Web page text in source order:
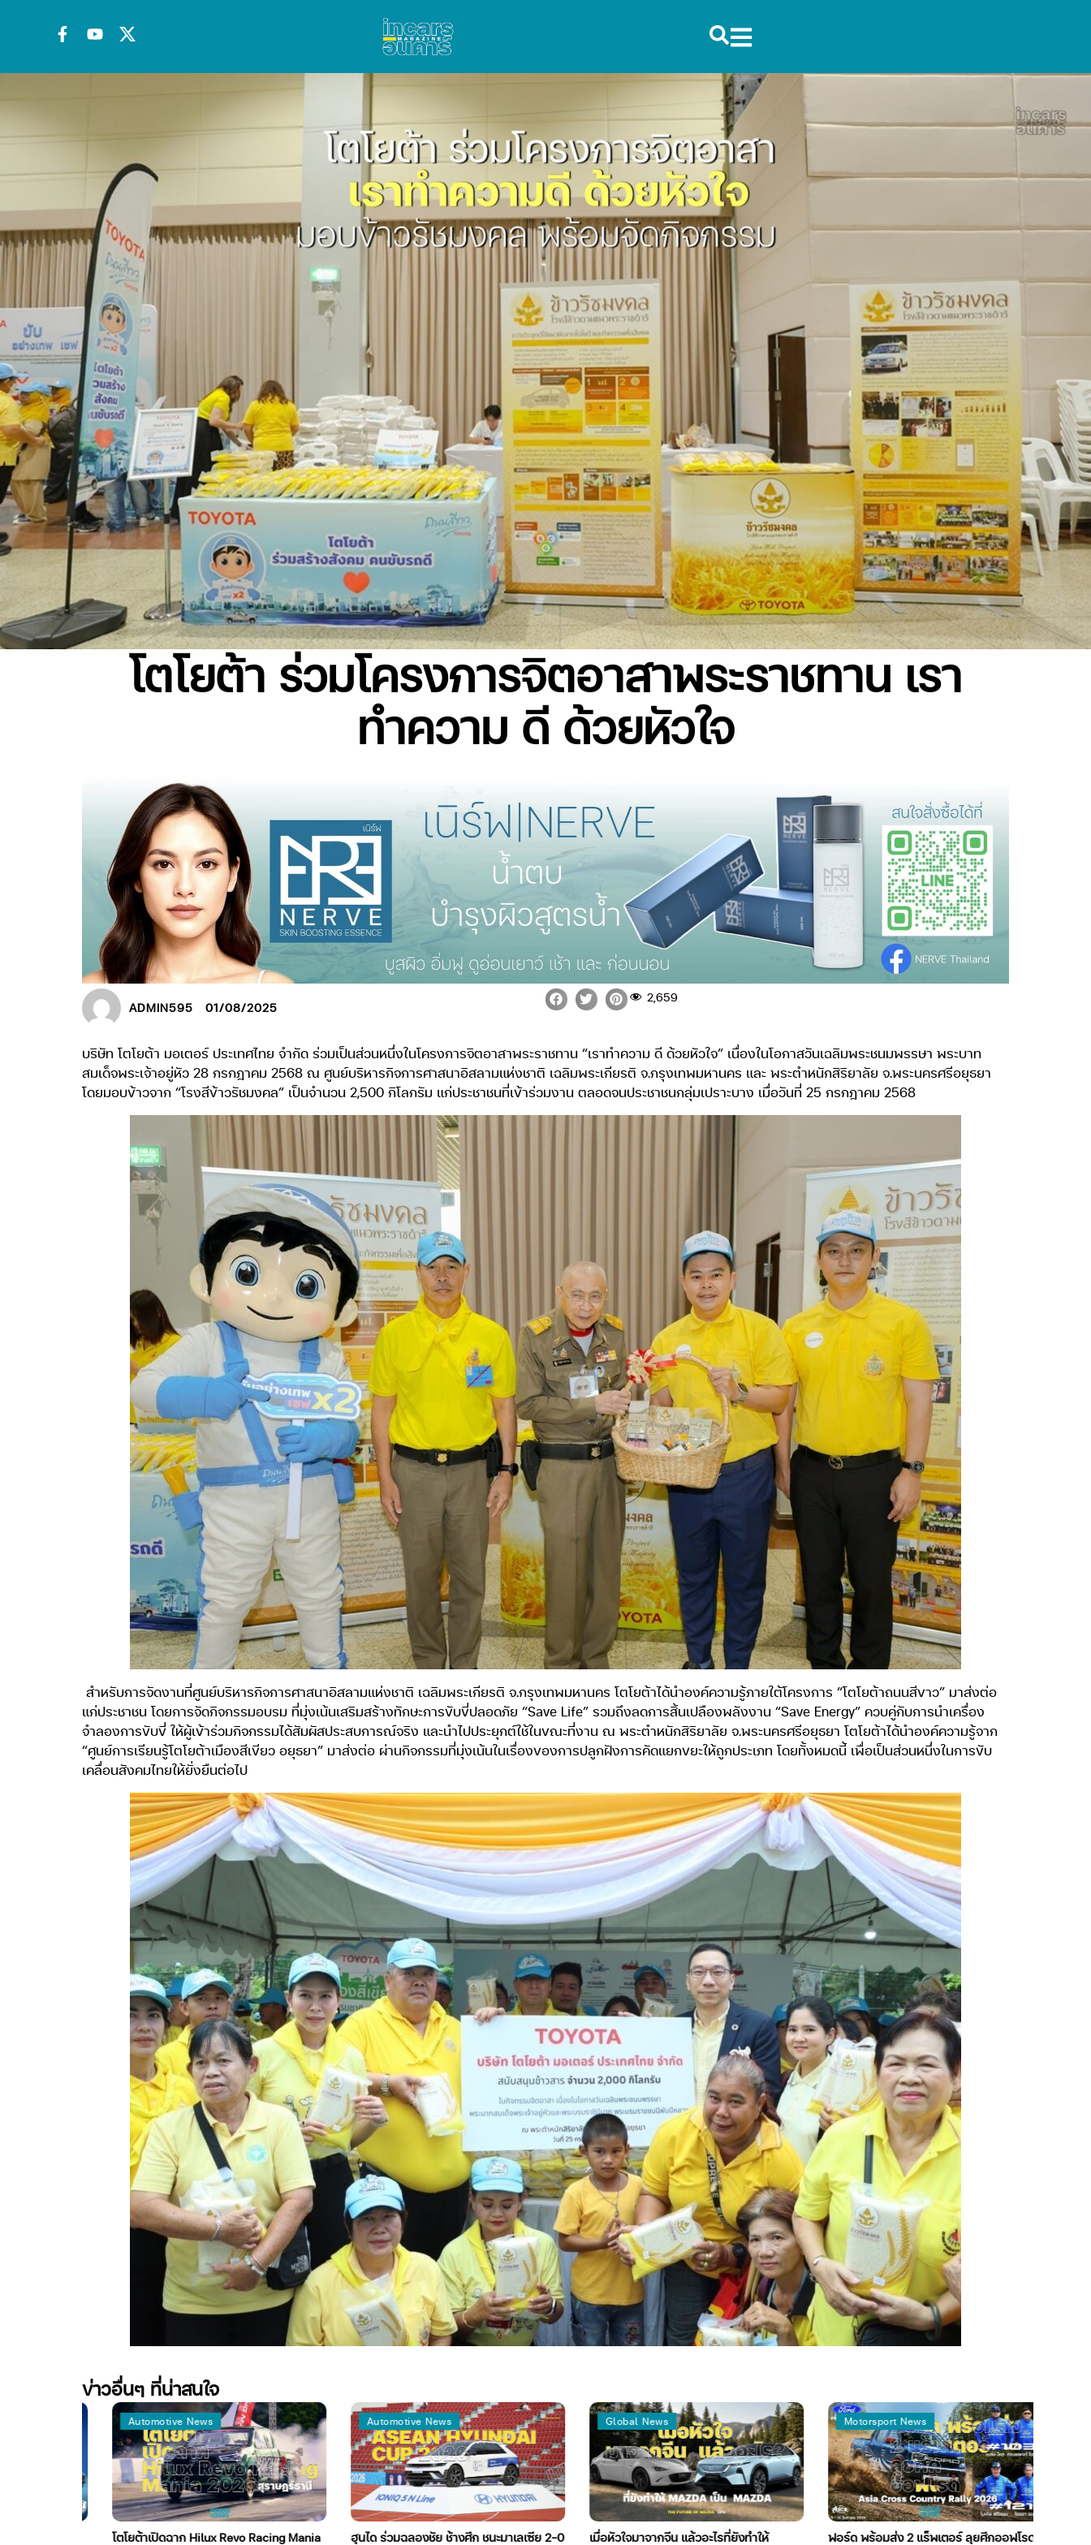
โตโยต้า ร่วมโครงการจิตอาสาพระราชทาน เรา
ทำความ ดี ด้วยหัวใจ
ADMIN595 01/08/2025
2,659
บริษัท โตโยต้า มอเตอร์ ประเทศไทย จำกัด ร่วมเป็นส่วนหนึ่งในโครงการจิตอาสาพระราชทาน “เราทำความ ดี ด้วยหัวใจ” เนื่องในโอกาสวันเฉลิมพระชนมพรรษา พระบาท
สมเด็จพระเจ้าอยู่หัว 28 กรกฎาคม 2568 ณ ศูนย์บริหารกิจการศาสนาอิสลามแห่งชาติ เฉลิมพระเกียรติ จ.กรุงเทพมหานคร และ พระตำหนักสิริยาลัย จ.พระนครศรีอยุธยา
โดยมอบข้าวจาก “โรงสีข้าวรัชมงคล” เป็นจำนวน 2,500 กิโลกรัม แก่ประชาชนที่เข้าร่วมงาน ตลอดจนประชาชนกลุ่มเปราะบาง เมื่อวันที่ 25 กรกฎาคม 2568
สำหรับการจัดงานที่ศูนย์บริหารกิจการศาสนาอิสลามแห่งชาติ เฉลิมพระเกียรติ จ.กรุงเทพมหานคร โตโยต้าได้นำองค์ความรู้ภายใต้โครงการ “โตโยต้าถนนสีขาว” มาส่งต่อ
แก่ประชาชน โดยการจัดกิจกรรมอบรม ที่มุ่งเน้นเสริมสร้างทักษะการขับขี่ปลอดภัย “Save Life” รวมถึงลดการสิ้นเปลืองพลังงาน “Save Energy” ควบคู่กับการนำเครื่อง
จำลองการขับขี่ ให้ผู้เข้าร่วมกิจกรรมได้สัมผัสประสบการณ์จริง และนำไปประยุกต์ใช้ในขณะที่งาน ณ พระตำหนักสิริยาลัย จ.พระนครศรีอยุธยา โตโยต้าได้นำองค์ความรู้จาก
“ศูนย์การเรียนรู้โตโยต้าเมืองสีเขียว อยุธยา” มาส่งต่อ ผ่านกิจกรรมที่มุ่งเน้นในเรื่องของการปลูกฝังการคัดแยกขยะให้ถูกประเภท โดยทั้งหมดนี้ เพื่อเป็นส่วนหนึ่งในการขับ
เคลื่อนสังคมไทยให้ยั่งยืนต่อไป
ข่าวอื่นๆ ที่น่าสนใจ
Automotive News
โตโยต้าเปิดฉาก Hilux Revo Racing Mania
Automotive News
ฮุนได ร่วมฉลองชัย ช้างศึก ชนะมาเลเซีย 2-0
Global News
เมื่อหัวใจมาจากจีน แล้วอะไรที่ยังทำให้
Motorsport News
ฟอร์ด พร้อมส่ง 2 แร็พเตอร์ ลุยศึกออฟโรด